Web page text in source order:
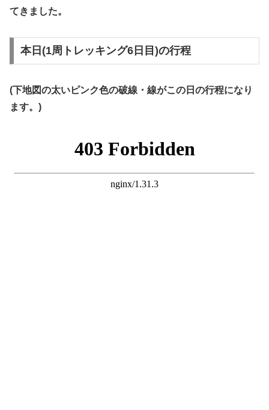
てきました。
本日(1周トレッキング6日目)の行程
(下地図の太いピンク色の破線・線がこの日の行程になり
ます。)